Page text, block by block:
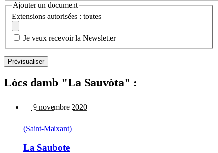
Ajouter un document
Extensions autorisées : toutes
Je veux recevoir la Newsletter
Lòcs damb "La Sauvòta" :
9 novembre 2020
(Saint-Maixant)
La Saubote